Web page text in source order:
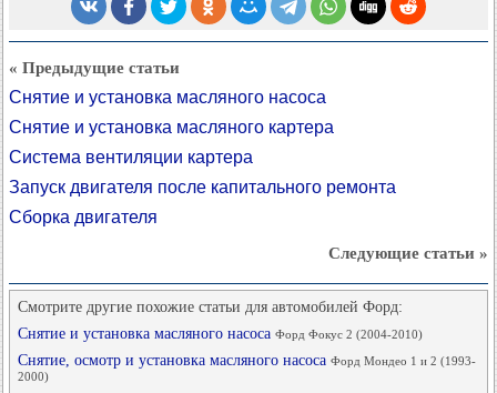
« Предыдущие статьи
Снятие и установка масляного насоса
Снятие и установка масляного картера
Система вентиляции картера
Запуск двигателя после капитального ремонта
Сборка двигателя
Следующие статьи »
Смотрите другие похожие статьи для автомобилей Форд:
Снятие и установка масляного насоса Форд Фокус 2 (2004-2010)
Снятие, осмотр и установка масляного насоса Форд Мондео 1 и 2 (1993-
2000)